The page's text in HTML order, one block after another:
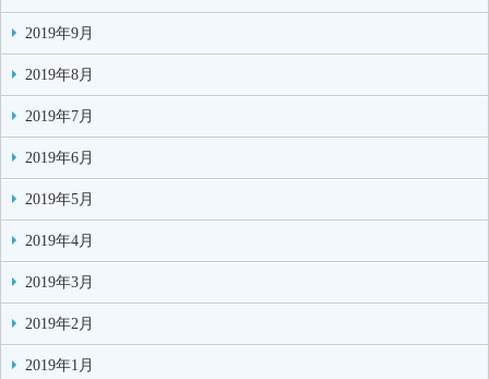
2019年9月
2019年8月
2019年7月
2019年6月
2019年5月
2019年4月
2019年3月
2019年2月
2019年1月